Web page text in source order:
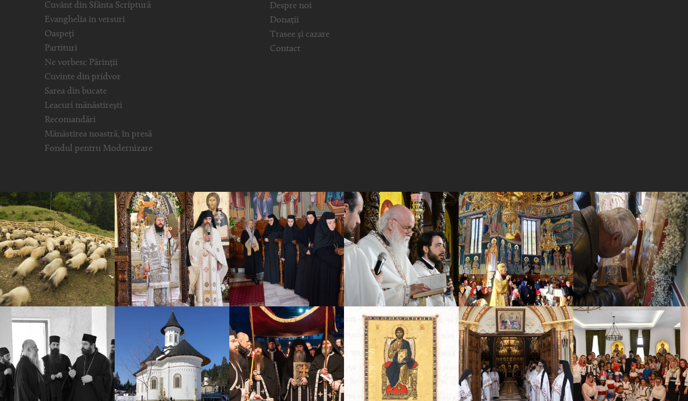
Cuvânt din Sfânta Scriptură
Evanghelia in versuri
Oaspeți
Partituri
Ne vorbesc Părinții
Cuvinte din pridvor
Sarea din bucate
Leacuri mănăstirești
Recomandări
Mănăstirea noastră, în presă
Fondul pentru Modernizare
Despre noi
Donații
Trasee și cazare
Contact